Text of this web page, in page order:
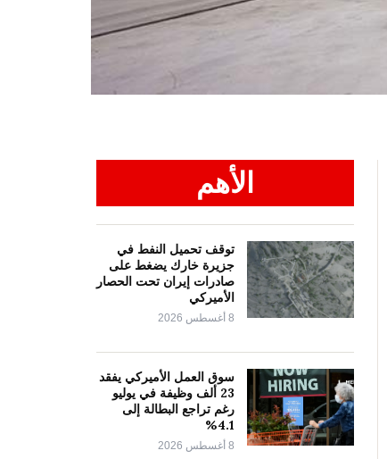
الأهم
توقف تحميل النفط في
جزيرة خارك يضغط على
صادرات إيران تحت الحصار
الأميركي
8 أغسطس 2026
سوق العمل الأميركي يفقد
23 ألف وظيفة في يوليو
رغم تراجع البطالة إلى
4.1%
8 أغسطس 2026